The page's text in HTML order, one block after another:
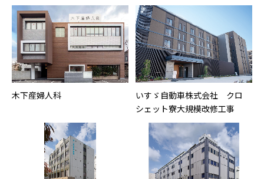
木下産婦人科
いすゞ自動車株式会社 クロ
シェット寮大規模改修工事